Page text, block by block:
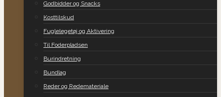
Godbidder og Snacks
Kosttilskud
Fuglelegetøj og Aktivering
Til Foderpladsen
Burindretning
Bundlag
Reder og Redemateriale